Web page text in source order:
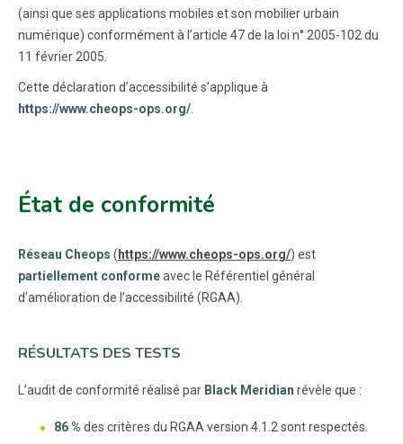
(ainsi que ses applications mobiles et son mobilier urbain
numérique) conformément à l’article 47 de la loi n° 2005-102 du
11 février 2005.
Cette déclaration d’accessibilité s’applique à
https://www.cheops-ops.org/
État de conformité
Réseau Cheops ( https://www.cheops-ops.org/) est
partiellement conformeavec le Référentiel général
d’amélioration de l’accessibilité (RGAA).
RÉSULTATS DES TESTS
L’audit de conformité réalisé par Black Meridian révèle que :
86 % des critères du RGAA version 4.1.2 sont respectés.